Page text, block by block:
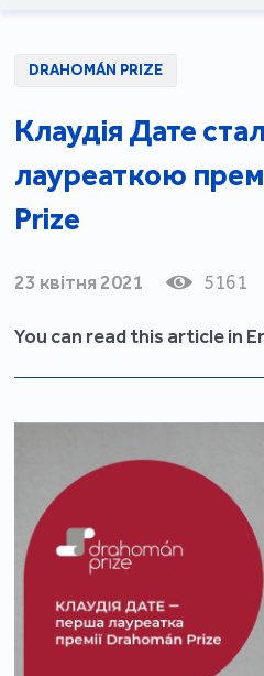
DRAHOMÁN PRIZE
Клаудія Дате
лауреаткою
Prize
23 квітня 2021 5161
You can read this article in